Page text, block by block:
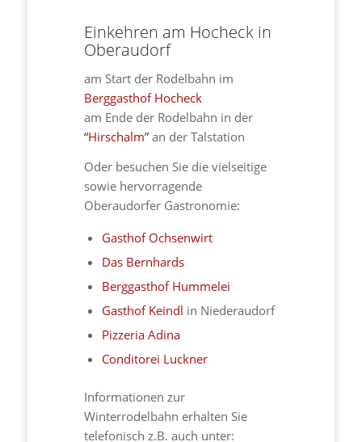
Einkehren am Hocheck in
Oberaudorf
am Start der Rodelbahn im
Berggasthof Hocheck
am Ende der Rodelbahn in der
“Hirschalm”an der Talstation
Oder besuchen Sie die vielseitige
sowie hervorragende
Oberaudorfer Gastronomie:
Gasthof Ochsenwirt
Das Bernhards
Berggasthof Hummelei
Gasthof Keindl in Niederaudorf
Pizzeria Adina
Conditorei Luckner
Informationen zur
Winterrodelbahn erhalten Sie
telefonisch z.B. auch unter: